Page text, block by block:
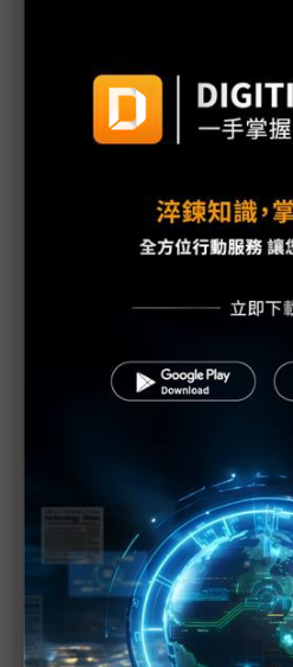
評析：三星罷工危機解除後
三星工會醞釀「總罷工」反
三星史上頭一遭補償方案協
上看6億韓元
三星勞資僵局最後一刻驚險